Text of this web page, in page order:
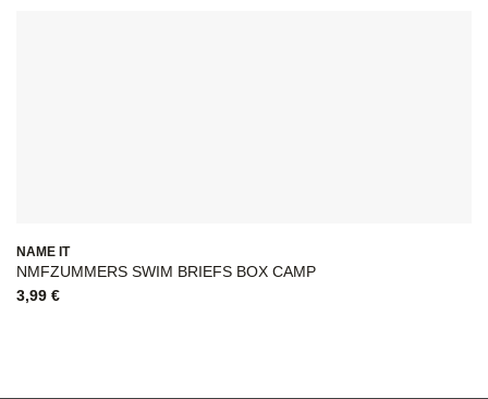
NAME IT
NMFZUMMERS SWIM BRIEFS BOX CAMP
3,99 €